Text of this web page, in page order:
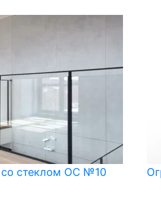
стеклом ОС №10